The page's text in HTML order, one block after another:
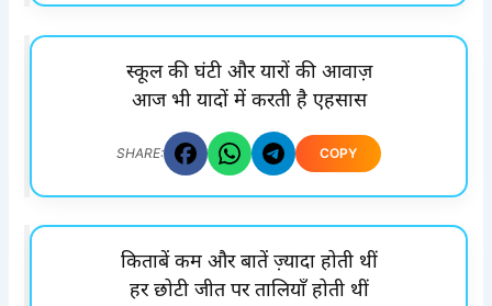
स्कूल की घंटी और यारों की आवाज़
आज भी यादों में करती है एहसास
SHARE: COPY
किताबें कम और बातें ज़्यादा होती थीं
हर छोटी जीत पर तालियाँ होती थीं